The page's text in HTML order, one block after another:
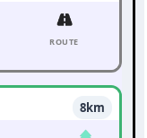
ROUTE
8km